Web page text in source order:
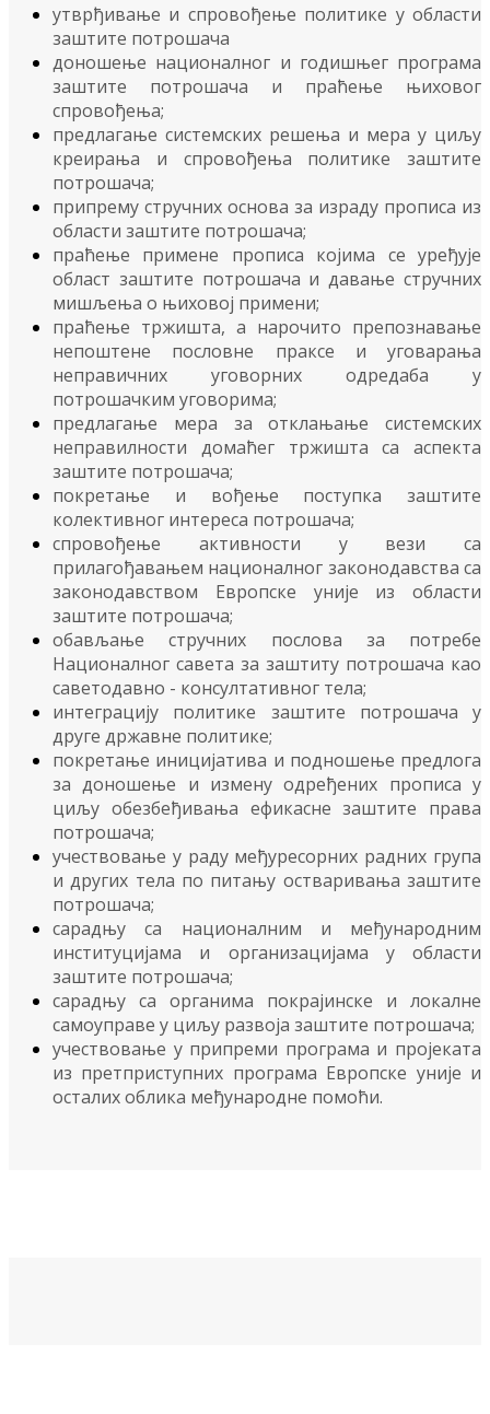
утврђивање и спровођење политике у области
заштите потрошача
доношење националног и годишњег програма
заштите потрошача и праћење њиховог
спровођења;
предлагање системских решења и мера у циљу
креирања и спровођења политике заштите
потрошача;
припрему стручних основа за израду прописа из
области заштите потрошача;
праћење примене прописа којима се уређује
област заштите потрошача и давање стручних
мишљења о њиховој примени;
праћење тржишта, а нарочито препознавање
непоштене пословне праксе и уговарања
неправичних уговорних одредаба у
потрошачким уговорима;
предлагање мера за отклањање системских
неправилности домаћег тржишта са аспекта
заштите потрошача;
покретање и вођење поступка заштите
колективног интереса потрошача;
спровођење активности у вези са
прилагођавањем националног законодавства са
законодавством Европске уније из области
заштите потрошача;
обављање стручних послова за потребе
Националног савета за заштиту потрошача као
саветодавно - консултативног тела;
интеграцију политике заштите потрошача у
друге државне политике;
покретање иницијатива и подношење предлога
за доношење и измену одређених прописа у
циљу обезбеђивања ефикасне заштите права
потрошача;
учествовање у раду међуресорних радних група
и других тела по питању остваривања заштите
потрошача;
сарадњу са националним и међународним
институцијама и организацијама у области
заштите потрошача;
сарадњу са органима покрајинске и локалне
самоуправе у циљу развоја заштите потрошача;
учествовање у припреми програма и пројеката
из претприступних програма Европске уније и
осталих облика међународне помоћи.